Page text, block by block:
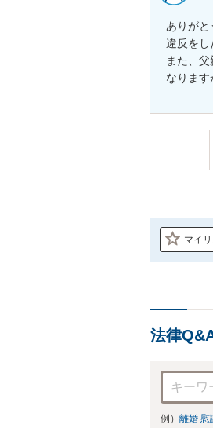
ありがと
違反をし
また、
なります
マイ
法律
例） 離婚 慰